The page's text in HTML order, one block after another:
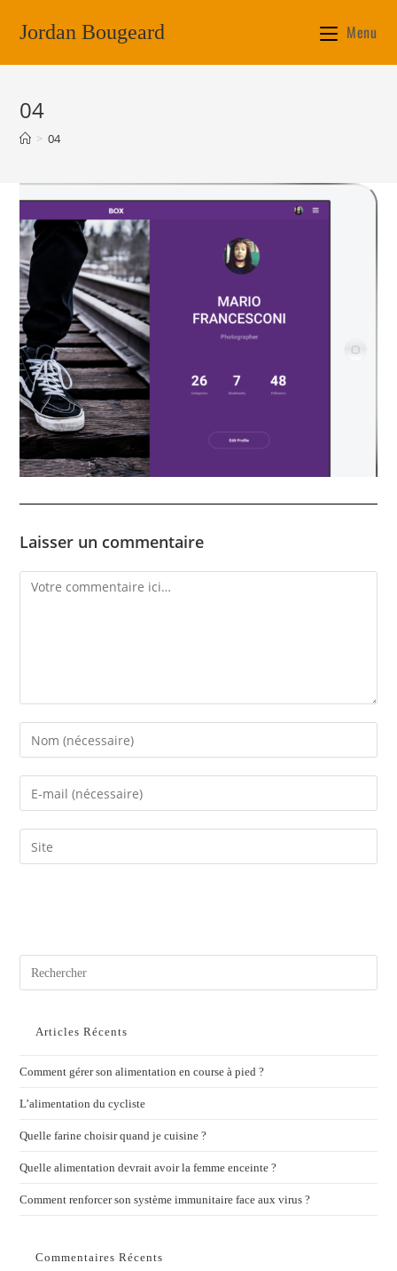
Jordan Bougeard Menu
04
> 04
Laisser un commentaire
Articles Récents
Comment gérer son alimentation en course à pied ?
L’alimentation du cycliste
Quelle farine choisir quand je cuisine ?
Quelle alimentation devrait avoir la femme enceinte ?
Comment renforcer son système immunitaire face aux virus ?
Commentaires Récents